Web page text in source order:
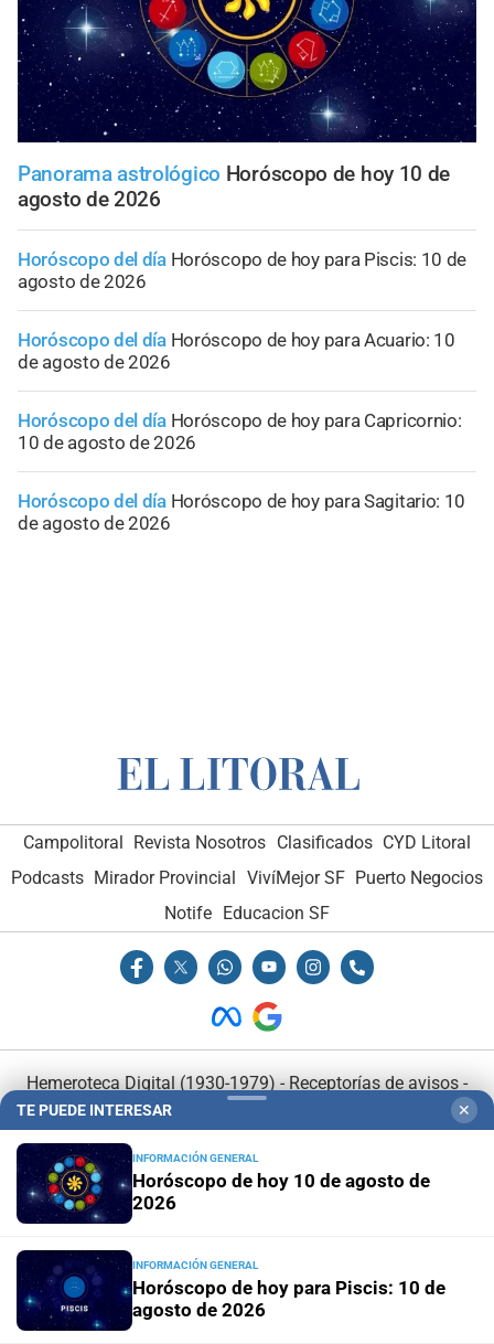
Panorama astrológico Horóscopo de hoy 10 de
agosto de 2026
Horóscopo del día Horóscopo de hoy para Piscis: 10 de
agosto de 2026
Horóscopo del día Horóscopo de hoy para Acuario: 10
de agosto de 2026
Horóscopo del día Horóscopo de hoy para Capricornio:
10 de agosto de 2026
Horóscopo del día Horóscopo de hoy para Sagitario: 10
de agosto de 2026
Campolitoral Revista Nosotros Clasificados CYD Litoral
Podcasts Mirador Provincial VivíMejor SF Puerto Negocios
Notife
Educacion SF
Hemeroteca Digital (1930-1979)-Receptorías de avisos -
Administración y Publicidad
Elementos institucionales -
Opcionales con El Litoral
El Litoral es miembro de:
TE PUEDE INTERESAR ✕
INFORMACIÓN GENERAL
Horóscopo de hoy 10 de agosto de
2026
INFORMACIÓN GENERAL
Horóscopo de hoy para Piscis: 10 de
agosto de 2026